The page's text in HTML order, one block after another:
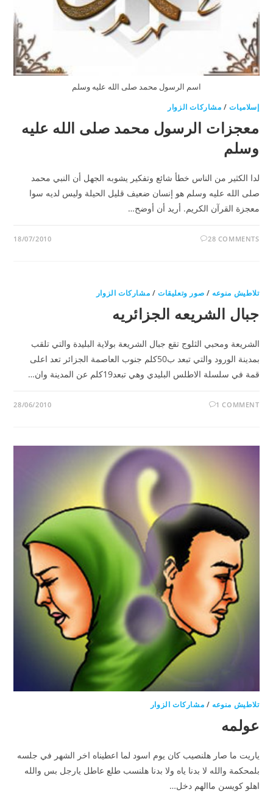
اسم الرسول محمد صلى الله عليه وسلم
إسلاميات/ مشاركات الزوار
معجزات الرسول محمد صلى الله عليه
وسلم
لدا الكثير من الناس خطأ شائع وتفكير يشوبه الجهل أن النبي محمد
صلى الله عليه وسلم هو إنسان ضعيف قليل الحيلة وليس لديه سوا
معجزة القرآن الكريم. أريد أن أوضح…
28 COMMENTS
18/07/2010
تلاطيش منوعه / صور وتعليقات / مشاركات الزوار
جبال الشريعه الجزائريه
الشريعة ومحبي الثلوج تقع جبال الشريعة بولاية البليدة والتي تلقب
بمدينة الورود والتي تبعد ب50كلم جنوب العاصمة الجزائر تعد اعلى
قمة في سلسلة الاطلس البليدي وهي تبعد19كلم عن المدينة وان…
1 COMMENT
28/06/2010
تلاطيش منوعه / مشاركات الزوار
عولمه
ياريت ما صار هلنصيب كان يوم اسود لما اعطيناه اخر الشهر في جلسه
بلمحكمة والله لا بدنا ياه ولا بدنا هلنسب طلع عاطل يارجل بس والله
اهلو كويسن ماالهم دخل…